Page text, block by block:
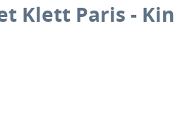
Klett Paris -